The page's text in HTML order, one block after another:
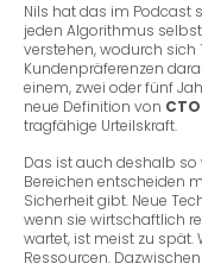
Nils hat das im Podcast
jeden Algorithmus
verstehen, wodurch
Kundenpräferenzen
einem, zwei oder fünf
neue Definition von
tragfähige Urteilskraft.
Das ist auch deshalb so
Bereichen entscheiden
Sicherheit gibt. Neue
wenn sie wirtschaftlich
wartet, ist meist zu spät.
Ressourcen.